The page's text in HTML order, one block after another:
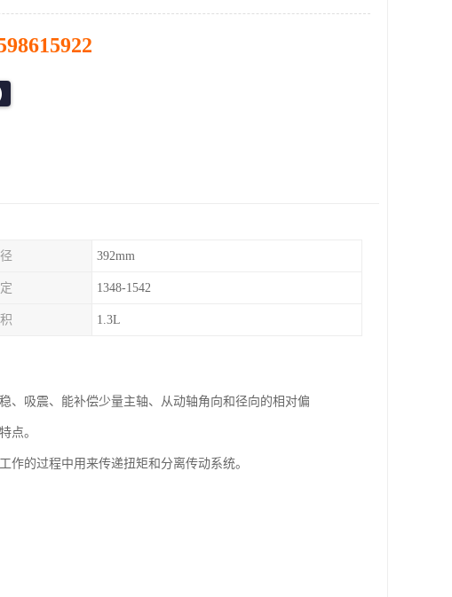
392mm
1348-1542
1.3L
、吸震、能补偿少量主轴、从动轴角向和径向的相对偏
点。
的过程中用来传递扭矩和分离传动系统。